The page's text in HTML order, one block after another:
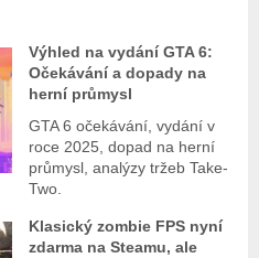
Výhled na vydání GTA 6:
Očekávání a dopady na
herní průmysl
GTA 6 očekávání, vydání v
roce 2025, dopad na herní
průmysl, analýzy tržeb Take-
Two.
Klasický zombie FPS nyní
zdarma na Steamu, ale